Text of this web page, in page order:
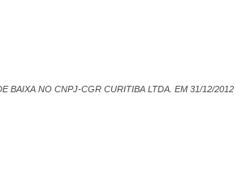
BAIXA NO CNPJ-CGR CURITIBA LTDA. EM 31/12/2012